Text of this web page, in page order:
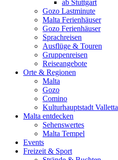
ab Stuttgart
Gozo Lastminute
Malta Ferienhäuser
Gozo Ferienhäuser
Sprachreisen
Ausflüge & Touren
Gruppenreisen
Reiseangebote
Orte & Regionen
Malta
Gozo
Comino
Kulturhauptstadt Valletta
Malta entdecken
Sehenswertes
Malta Tempel
Events
Freizeit & Sport